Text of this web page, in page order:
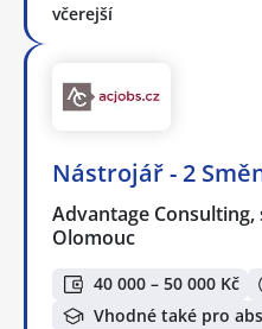
včerejší
Nástrojář - 2
Advantage Consulting,
Olomouc
40 000 – 50 000 Kč
Vhodné také pro